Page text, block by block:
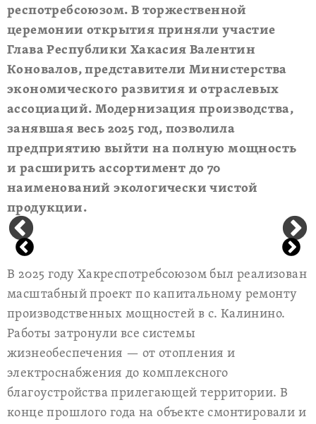
респотребсоюзом. В торжественной
церемонии открытия приняли участие
Глава Республики Хакасия Валентин
Коновалов, представители Министерства
экономического развития и отраслевых
ассоциаций. Модернизация производства,
занявшая весь 2025 год, позволила
предприятию выйти на полную мощность
и расширить ассортимент до 70
наименований экологически чистой
продукции.
В 2025 году Хакреспотребсоюзом был реализован
масштабный проект по капитальному ремонту
производственных мощностей в с. Калинино.
Работы затронули все системы
жизнеобеспечения — от отопления и
электроснабжения до комплексного
благоустройства прилегающей территории. В
конце прошлого года на объекте смонтировали и